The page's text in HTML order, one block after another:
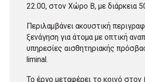
22.00, στον Χώρο Β, με διάρκεια
Περιλαμβάνει ακουστική
ξενάγηση για άτομα με οπτική
υπηρεσίες αισθητηριακής
liminal.
Το έργο μεταφέρει το κοινό στον